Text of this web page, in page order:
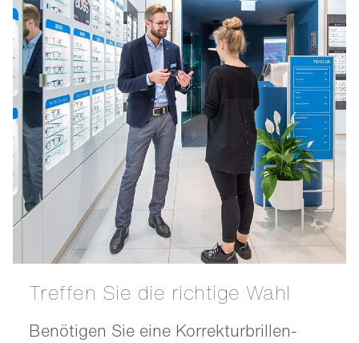
Treffen Sie die richtige Wahl
Benötigen Sie eine Korrekturbrillen-